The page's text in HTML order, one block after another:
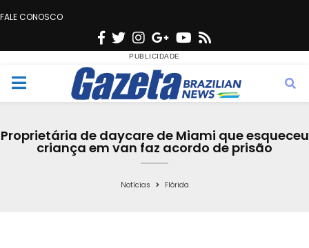
FALE CONOSCO
F
c
e
o
T
w
i
t
e
n
s
t
g
r
a
G
o
o
g
e
Y
u
t
b
s
M
Proprietária de daycare de Miami que esqueceu
criança em van faz acordo de prisão
Notícias Flórida